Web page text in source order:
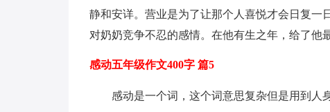
静和安详。营业是为了让那个人喜悦才会日复一
对奶奶竞争不忍的感情。在他有生之年，给了他
感动五年级作文400字 篇5
感动是一个词，这个词意思复杂但是用到人